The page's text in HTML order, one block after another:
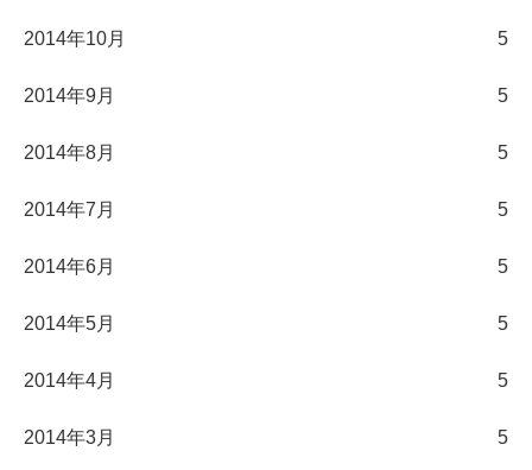
2014年10月 5
2014年9月 5
2014年8月 5
2014年7月 5
2014年6月 5
2014年5月 5
2014年4月 5
2014年3月 5